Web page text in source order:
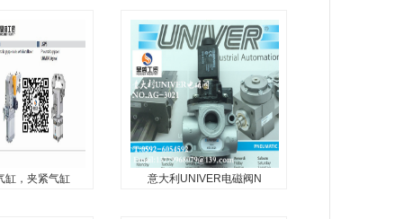
缸，夹紧气缸 意大利UNIVER电磁阀N